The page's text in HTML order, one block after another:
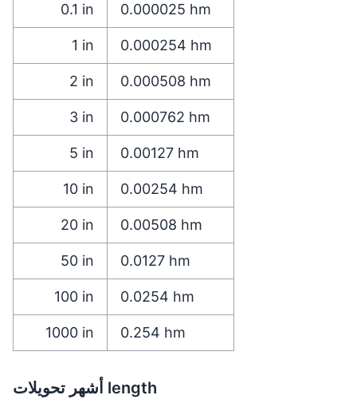
0.1 in 0.000025 hm
1 in 0.000254 hm
2 in 0.000508 hm
3 in 0.000762 hm
5 in 0.00127 hm
10 in 0.00254 hm
20 in 0.00508 hm
50 in 0.0127 hm
100 in 0.0254 hm
1000 in 0.254 hm
أشهر تحويلات length